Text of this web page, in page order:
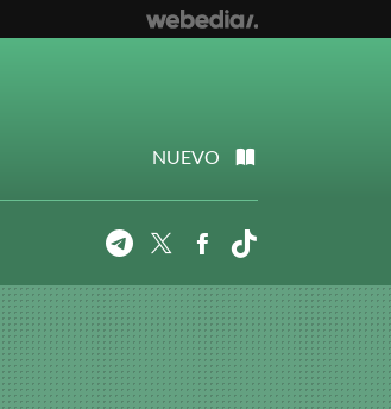
NUEVO
TelegramTwitterFacebook